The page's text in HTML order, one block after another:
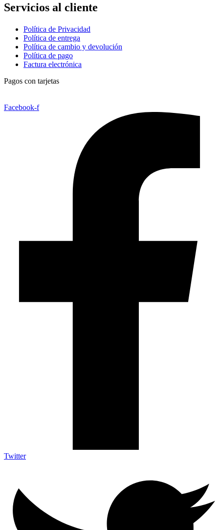
Servicios al cliente
Política de Privacidad
Política de entrega
Política de cambio y devolución
Política de pago
Factura electrónica
Pagos con tarjetas
Facebook-f
Twitter